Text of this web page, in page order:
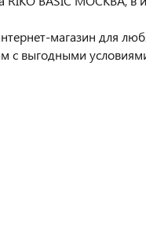
магазин для
с выгодными